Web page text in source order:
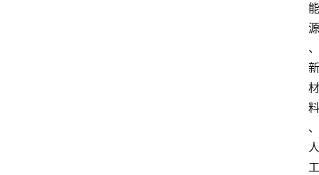
能
源
、
新
材
料
、
人
工